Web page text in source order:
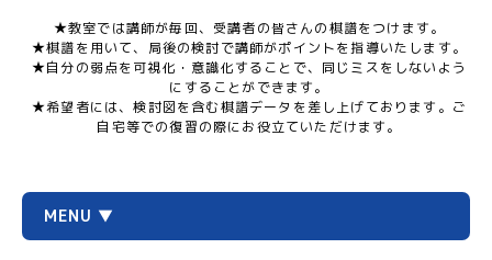
★教室では講師が毎回、受講者の皆さんの棋譜をつけます。
★棋譜を用いて、局後の検討で講師がポイントを指導いたします。
★自分の弱点を可視化・意識化することで、同じミスをしないよう
にすることができます。
★希望者には、検討図を含む棋譜データを差し上げております。ご
自宅等での復習の際にお役立ていただけます。
MENU ▼